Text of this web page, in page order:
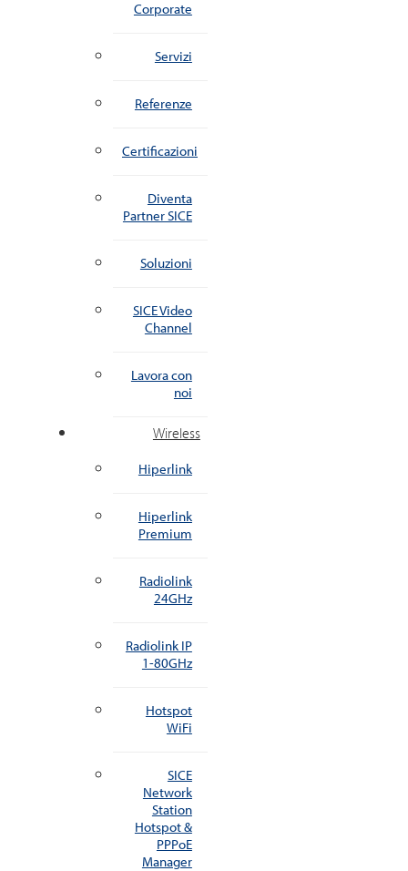
Corporate
Servizi
Referenze
Certificazioni
Diventa
Partner SICE
Soluzioni
SICE Video
Channel
Lavora con
noi
Wireless
Hiperlink
Hiperlink
Premium
Radiolink
24GHz
Radiolink IP
1-80GHz
Hotspot
WiFi
SICE
Network
Station
Hotspot &
PPPoE
Manager